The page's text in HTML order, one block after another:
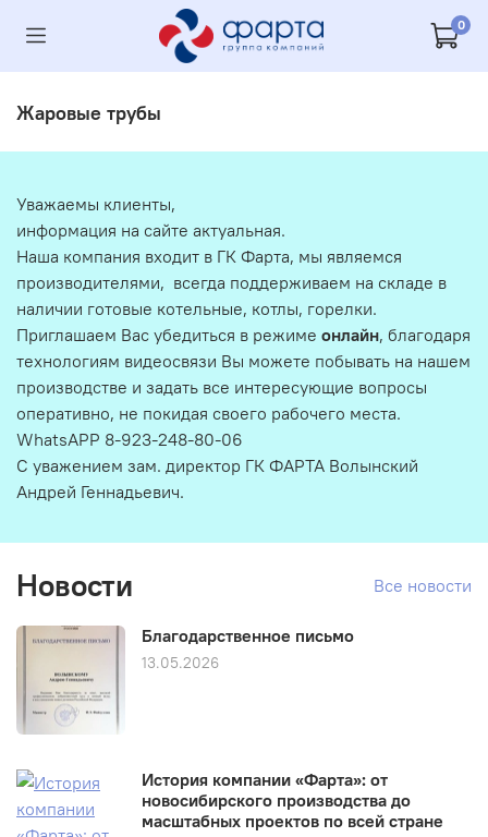
0
Жаровые трубы
Уважаемы клиенты,
информация на сайте актуальная.
Наша компания входит в ГК Фарта, мы являемся
производителями, всегда поддерживаем на складе в
наличии готовые котельные, котлы, горелки.
Приглашаем Вас убедиться в режиме онлайн, благодаря
технологиям видеосвязи Вы можете побывать на нашем
производстве и задать все интересующие вопросы
оперативно, не покидая своего рабочего места.
WhatsAPP 8-923-248-80-06
С уважением зам. директор ГК ФАРТА Волынский
Андрей Геннадьевич.
Новости Все новости
Благодарственное письмо
13.05.2026
История компании «Фарта»: от
новосибирского производства до
масштабных проектов по всей стране